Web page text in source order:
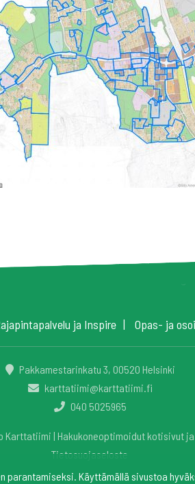
ja Inspire Opas- ja
Pakkamestarinkatu 3, 00520 Helsinki
karttatiimi@karttatiimi.fi
040 5025965
Karttatiimi | Hakukoneoptimoidut kotisivut
Tietosuojaseloste
parantamiseksi. Käyttämällä sivustoa